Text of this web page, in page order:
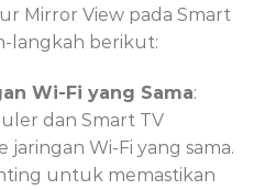
Mirror View pada Smart
langkah berikut:
Wi-Fi yang Sama:
dan Smart TV
Wi-Fi yang sama.
untuk memastikan